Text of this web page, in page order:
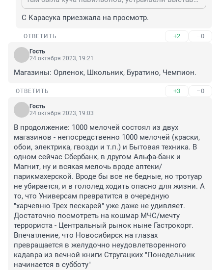
С Карасука приезжала на просмотр.
ОТВЕТИТЬ +2 –0
Гость
24 октября 2023, 19:21
Магазины: Орленок, Школьник, Буратино, Чемпион.
ОТВЕТИТЬ +3 –0
Гость
24 октября 2023, 19:03
В продолжение: 1000 мелочей состоял из двух
магазинов - непосредственно 1000 мелочей (краски,
обои, электрика, гвозди и т.п.) и Бытовая техника. В
одном сейчас Сбербанк, в другом Альфа-банк и
Магнит, ну и всякая мелочь вроде аптеки/
парикмахерской. Вроде бы все не бедные, но тротуар
не убирается, и в гололед ходить опасно для жизни. А
то, что Универсам превратится в очередную
"харчевню Трех пескарей" уже даже не удивляет.
Достаточно посмотреть на кошмар МЧС/мечту
террориста - Центральный рынок ныне Гастрокорт.
Впечатление, что Новосибирск на глазах
превращается в желудочно неудовлетворенного
кадавра из вечной книги Стругацких "Понедельник
начинается в субботу"